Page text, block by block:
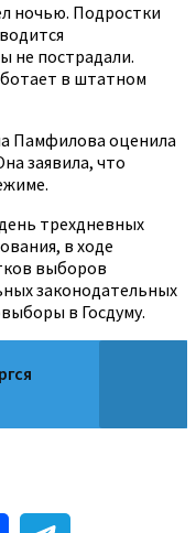
ночью. Подростки
не пострадали.
в штатном
Памфилова оценила
заявила, что
трехдневных
в ходе
выборов
законодательных
в Госдуму.